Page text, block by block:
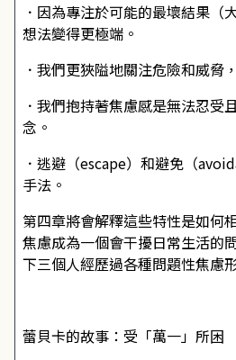
．因為專注於可能的最壞結果（
想法變得更極端。
．我們更狹隘地關注危險和威脅
．我們抱持著焦慮感是無法忍受
念。
．逃避（escape）和避免（
手法。
第四章將會解釋這些特性是如何
焦慮成為一個會干擾日常生活的
下三個人經歷過各種問題性焦慮
蕾貝卡的故事：受「萬一」所困